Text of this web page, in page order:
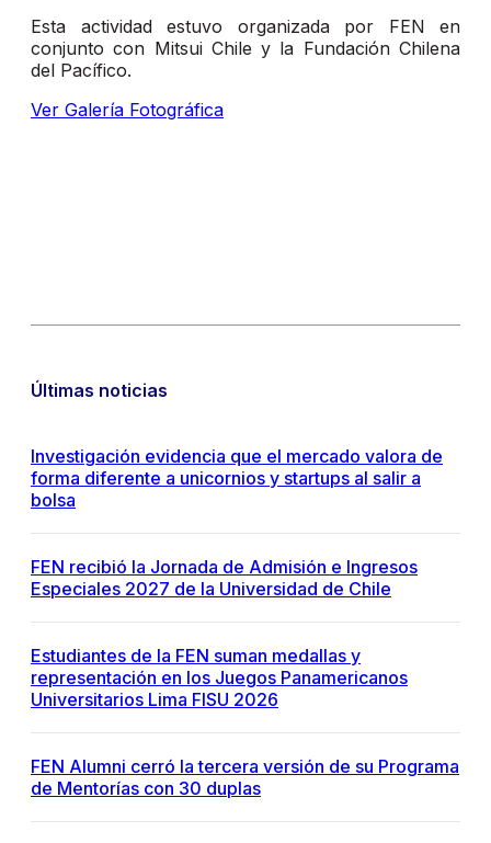
Esta actividad estuvo organizada por FEN en
conjunto con Mitsui Chile y la Fundación Chilena
del Pacífico.
Ver Galería Fotográfica
Últimas noticias
Investigación evidencia que el mercado valora de
forma diferente a unicornios y startups al salir a
bolsa
FEN recibió la Jornada de Admisión e Ingresos
Especiales 2027 de la Universidad de Chile
Estudiantes de la FEN suman medallas y
representación en los Juegos Panamericanos
Universitarios Lima FISU 2026
FEN Alumni cerró la tercera versión de su Programa
de Mentorías con 30 duplas